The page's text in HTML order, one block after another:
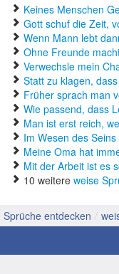
Keines Menschen
Gott schuf die Zeit,
Wenn Mann lebt
Ohne Freunde
Verwechsle mein
Statt zu klagen,
Früher sprach man
Wie passend, dass
Man ist erst reich,
Im Wesen des
Meine Oma hat
Mit der Arbeit ist es
10 weitere weise
Sprüche entdecken /